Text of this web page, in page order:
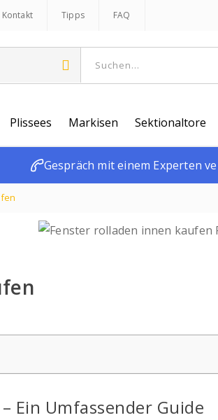
Kontakt Tipps FAQ
Plissees Markisen Sektionaltore
Gespräch mit einem Experten
Ein Umfassender Guide